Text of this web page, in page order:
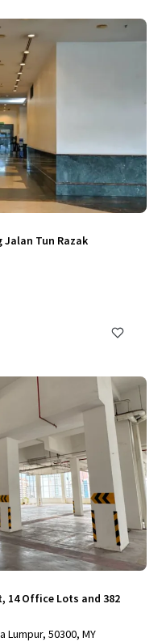
Tun Razak
14 Office Lots and 382
Lumpur, 50300, MY